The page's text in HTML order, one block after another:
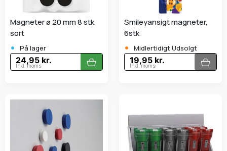
Magneter ø 20 mm 8 stk
sort
• På lager
24,95 kr.
Inkl. moms
Smileyansigt magneter,
6stk
• Midlertidigt Udsolgt
19,95 kr.
Inkl. moms